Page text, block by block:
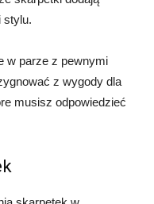
stylu.
w parze z pewnymi
z wygody dla
musisz odpowiedzieć